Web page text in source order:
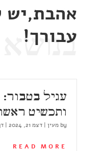
אהבת,יש
עבורך!
בנושא
עגיל
ותכשיט
by מעין| דצמ 21, 2024 |
READ MORE